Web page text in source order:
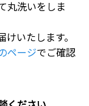
丸洗いをしま
いたします。
ページでご確認